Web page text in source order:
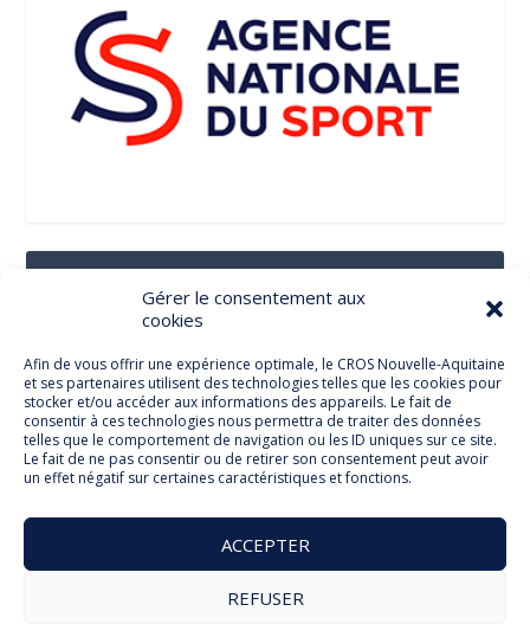
Gérer le consentement aux
cookies
Afin de vous offrir une expérience optimale, le CROS Nouvelle-Aquitaine
et ses partenaires utilisent des technologies telles que les cookies pour
stocker et/ou accéder aux informations des appareils. Le fait de
consentir à ces technologies nous permettra de traiter des données
telles que le comportement de navigation ou les ID uniques sur ce site.
Le fait de ne pas consentir ou de retirer son consentement peut avoir
un effet négatif sur certaines caractéristiques et fonctions.
ACCEPTER
REFUSER
Facebook